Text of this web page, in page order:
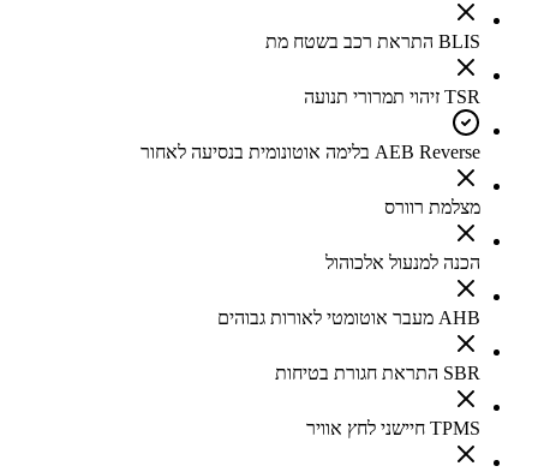
BLIS התראת רכב בשטח מת
TSR זיהוי תמרורי תנועה
AEB Reverse בלימה אוטונומית בנסיעה לאחור
מצלמת רוורס
הכנה למנעול אלכוהול
AHB מעבר אוטומטי לאורות גבוהים
SBR התראת חגורת בטיחות
TPMS חיישני לחץ אוויר